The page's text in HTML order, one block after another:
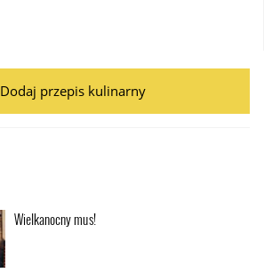
Dodaj przepis kulinarny
Wielkanocny mus!